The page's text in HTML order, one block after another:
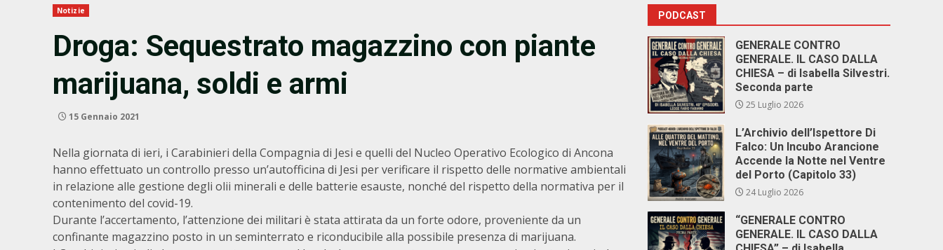
Notizie
Droga: Sequestrato magazzino con piante
marijuana, soldi e armi
15 Gennaio 2021
Nella giornata di ieri, i Carabinieri della Compagnia di Jesi e quelli del Nucleo Operativo Ecologico di Ancona
hanno effettuato un controllo presso un’autofficina di Jesi per verificare il rispetto delle normative ambientali
in relazione alle gestione degli olii minerali e delle batterie esauste, nonché del rispetto della normativa per il
contenimento del covid-19.
Durante l’accertamento, l’attenzione dei militari è stata attirata da un forte odore, proveniente da un
confinante magazzino posto in un seminterrato e riconducibile alla possibile presenza di marijuana.
PODCAST
GENERALE CONTRO
GENERALE. IL CASO DALLA
CHIESA – di Isabella Silvestri.
Seconda parte
25 Luglio 2026
L’Archivio dell’Ispettore Di
Falco: Un Incubo Arancione
Accende la Notte nel Ventre
del Porto (Capitolo 33)
24 Luglio 2026
“GENERALE CONTRO
GENERALE. IL CASO DALLA